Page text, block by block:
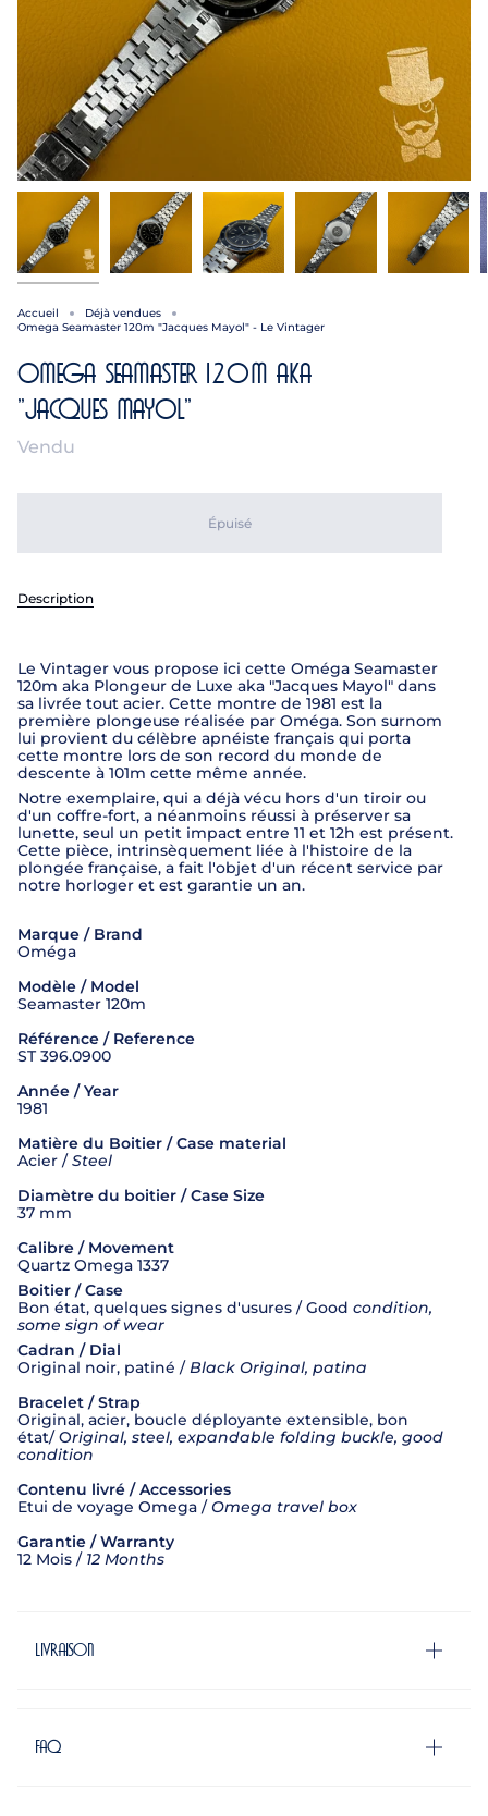
Accueil
Déjà vendues
Omega Seamaster 120m "Jacques Mayol" - Le Vintager
Omega Seamaster 120m aka
"Jacques Mayol"
Vendu
Épuisé
Description
Le Vintager vous propose ici cette Oméga Seamaster
120m aka Plongeur de Luxe aka "Jacques Mayol" dans
sa livrée tout acier. Cette montre de 1981 est la
première plongeuse réalisée par Oméga. Son surnom
lui provient du célèbre apnéiste français qui porta
cette montre lors de son record du monde de
descente à 101m cette même année.
Notre exemplaire, qui a déjà vécu hors d'un tiroir ou
d'un coffre-fort, a néanmoins réussi à préserver sa
lunette, seul un petit impact entre 11 et 12h est présent.
Cette pièce, intrinsèquement liée à l'histoire de la
plongée française, a fait l'objet d'un récent service par
notre horloger et est garantie un an.
Marque / Brand
Oméga
Modèle / Model
Seamaster 120m
Référence / Reference
ST 396.0900
Année / Year
1981
Matière du Boitier / Case material
Acier / Steel
Diamètre du boitier / Case Size
37 mm
Calibre / Movement
Quartz Omega 1337
Boitier / Case
Bon état, quelques signes d'usures / Good condition,
some sign of wear
Cadran / Dial
Original noir, patiné / Black Original, patina
Bracelet / Strap
Original, acier, boucle déployante extensible, bon
état/ Original, steel, expandable folding buckle, good
condition
Contenu livré / Accessories
Etui de voyage Omega / Omega travel box
Garantie / Warranty
12 Mois / 12 Months
Livraison
FAQ